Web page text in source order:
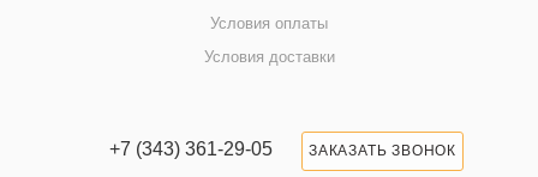
Условия оплаты
Условия доставки
+7 (343) 361-29-05 ЗАКАЗАТЬ ЗВОНОК